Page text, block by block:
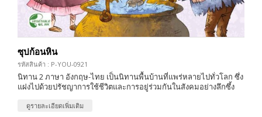
ซุปก้อนหิน
รหัสสินค้า : P-YOU-0921
นิทาน 2 ภาษา อังกฤษ-ไทย เป็นนิทานพื้นบ้านที่แพร่หลายไปทั่วโลก ซึ่ง
แฝงไปด้วยปรัชญาการใช้ชีวิตและการอยู่ร่วมกันในสังคมอย่างลึกซึ้ง
ดูรายละเอียดเพิ่มเติม